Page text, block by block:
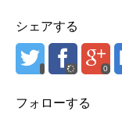
シェアする
0
フォローする